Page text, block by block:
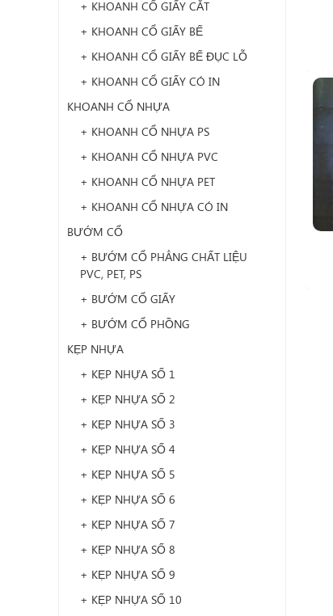
+ KHOANH CỔ GIẤY CẮT
+ KHOANH CỔ GIẤY BẾ
+ KHOANH CỔ GIẤY BẾ ĐỤC LỖ
+ KHOANH CỔ GIẤY CÓ IN
KHOANH CỔ NHỰA
+ KHOANH CỔ NHỰA PS
+ KHOANH CỔ NHỰA PVC
+ KHOANH CỔ NHỰA PET
+ KHOANH CỔ NHỰA CÓ IN
BƯỚM CỔ
+ BƯỚM CỔ PHẲNG CHẤT LIỆU
PVC, PET, PS
+ BƯỚM CỔ GIẤY
+ BƯỚM CỔ PHỒNG
KẸP NHỰA
+ KẸP NHỰA SỐ 1
+ KẸP NHỰA SỐ 2
+ KẸP NHỰA SỐ 3
+ KẸP NHỰA SỐ 4
+ KẸP NHỰA SỐ 5
+ KẸP NHỰA SỐ 6
+ KẸP NHỰA SỐ 7
+ KẸP NHỰA SỐ 8
+ KẸP NHỰA SỐ 9
+ KẸP NHỰA SỐ 10